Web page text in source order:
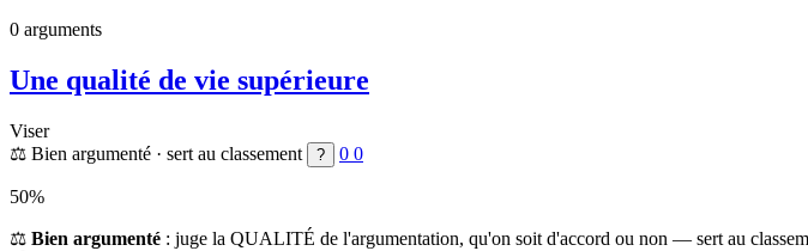
0 arguments
Une qualité de vie supérieure
Viser
⚖️ Bien argumenté · sert au classement ? 0 0
50%
⚖️ Bien argumenté : juge la QUALITÉ de l'argumentation, qu'on soit d'accord ou non — sert au